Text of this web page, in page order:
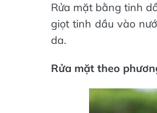
Rửa mặt bằng tinh
giọt tinh dầu vào
da.
Rửa mặt theo